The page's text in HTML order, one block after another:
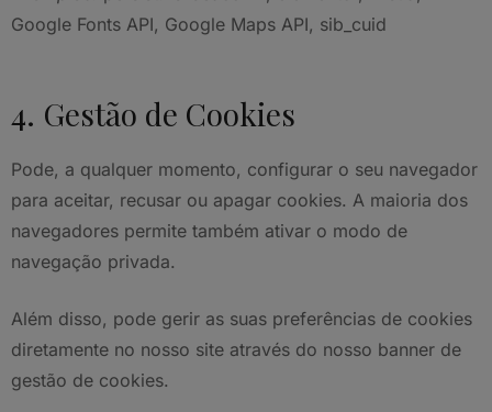
Google Fonts API, Google Maps API, sib_cuid
4. Gestão de Cookies
Pode, a qualquer momento, configurar o seu navegador
para aceitar, recusar ou apagar cookies. A maioria dos
navegadores permite também ativar o modo de
navegação privada.
Além disso, pode gerir as suas preferências de cookies
diretamente no nosso site através do nosso banner de
gestão de cookies.